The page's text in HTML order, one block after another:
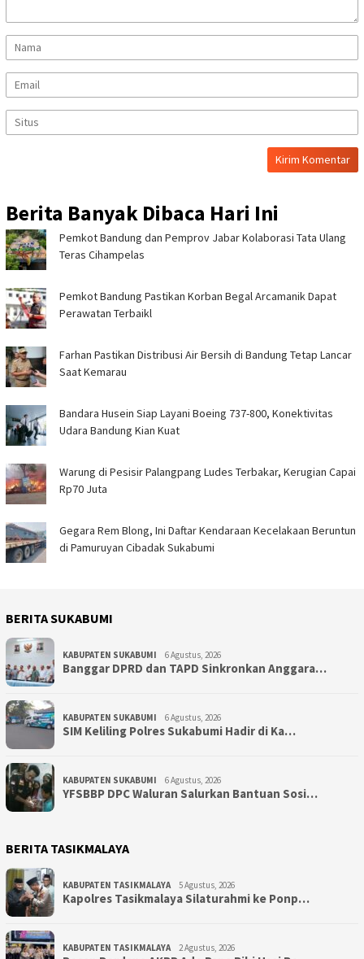
Berita Banyak Dibaca Hari Ini
Pemkot Bandung dan Pemprov Jabar Kolaborasi Tata Ulang
Teras Cihampelas
Pemkot Bandung Pastikan Korban Begal Arcamanik Dapat
Perawatan Terbaikl
Farhan Pastikan Distribusi Air Bersih di Bandung Tetap Lancar
Saat Kemarau
Bandara Husein Siap Layani Boeing 737-800, Konektivitas
Udara Bandung Kian Kuat
Warung di Pesisir Palangpang Ludes Terbakar, Kerugian Capai
Rp70 Juta
Gegara Rem Blong, Ini Daftar Kendaraan Kecelakaan Beruntun
di Pamuruyan Cibadak Sukabumi
BERITA SUKABUMI
KABUPATEN SUKABUMI 6 Agustus, 2026
Banggar DPRD dan TAPD Sinkronkan Anggara…
KABUPATEN SUKABUMI 6 Agustus, 2026
SIM Keliling Polres Sukabumi Hadir di Ka…
KABUPATEN SUKABUMI 6 Agustus, 2026
YFSBBP DPC Waluran Salurkan Bantuan Sosi…
BERITA TASIKMALAYA
KABUPATEN TASIKMALAYA 5 Agustus, 2026
Kapolres Tasikmalaya Silaturahmi ke Ponp…
KABUPATEN TASIKMALAYA 2 Agustus, 2026